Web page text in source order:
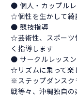
● 個人・カップル
☆個性を生かして綺
● 競技指導
☆芸術性、スポーツ
く指導します
● サークルレッスン
☆リズムに乗って楽
※ステップダンス
戦等々、沖縄独自